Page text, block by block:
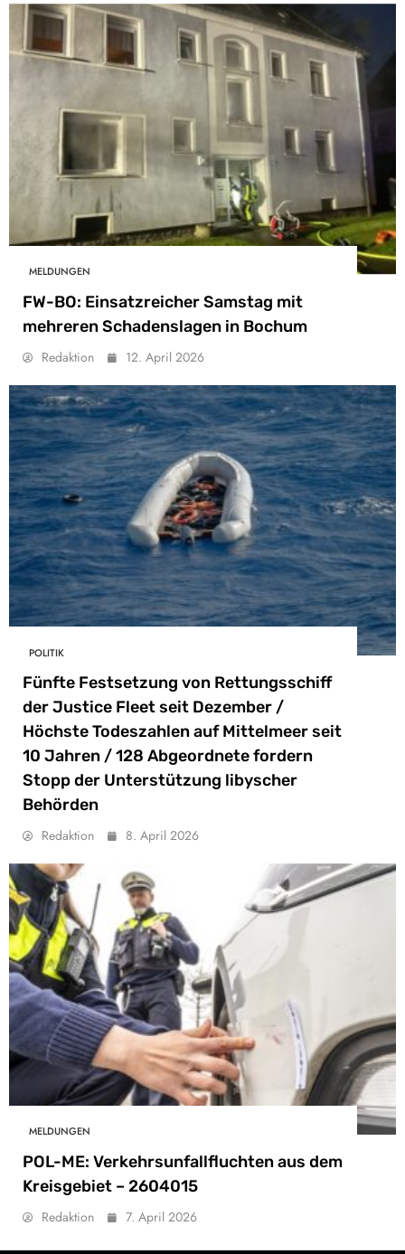
MELDUNGEN
FW-BO: Einsatzreicher Samstag mit
mehreren Schadenslagen in Bochum
Redaktion 12. April 2026
POLITIK
Fünfte Festsetzung von Rettungsschiff
der Justice Fleet seit Dezember /
Höchste Todeszahlen auf Mittelmeer seit
10 Jahren / 128 Abgeordnete fordern
Stopp der Unterstützung libyscher
Behörden
Redaktion 8. April 2026
MELDUNGEN
POL-ME: Verkehrsunfallfluchten aus dem
Kreisgebiet – 2604015
Redaktion 7. April 2026